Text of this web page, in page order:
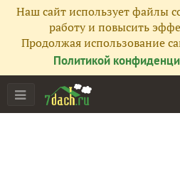
Наш сайт использует файлы
работу и повысить
Продолжая использование
Политикой